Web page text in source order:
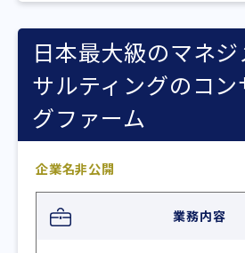
日本最大級のマネ
サルティングのコン
グファーム
企業名非公開
業務内容